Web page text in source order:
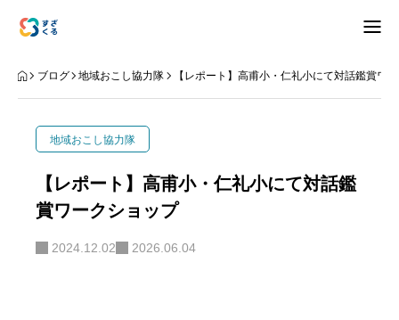
アバウト
ナリワイ
インタビュー
ブログ 地域おこし協力隊 【レポート】高甫小・仁礼小にて対話鑑賞ワ
地域おこし協力隊
【レポート】高甫小・仁礼小にて対話鑑
賞ワークショップ
2024.12.02 2026.06.04